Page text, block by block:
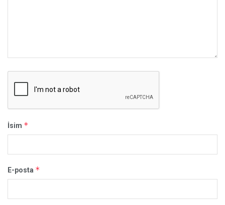
İsim *
E-posta *